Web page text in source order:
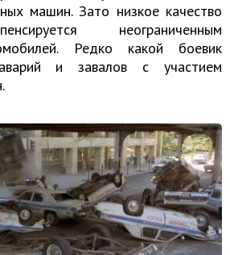
машин. Зато низкое качество
неограниченным
Редко какой боевик
и завалов с участием